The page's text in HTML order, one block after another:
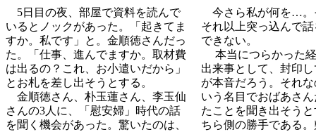
5日目の夜、部屋で資料を読んで
いるとノックがあった。「起きてま
すか。私です」と。金順徳さんだっ
た。「仕事、進んでますか。取材費
は出るの？これ、お小遣いだから」
とお札を差し出そうとする。
金順徳さん、朴玉蓮さん、李玉仙
さんの3人に、「慰安婦」時代の話
を聞く機会があった。驚いたのは、
今さら私が何を…。
それ以上突っ込んで
できない。
本当につらかった
出来事として、封印
が本音だろう。それ
いう名目でおばあさ
たことを聞き出そう
ちら側の勝手である